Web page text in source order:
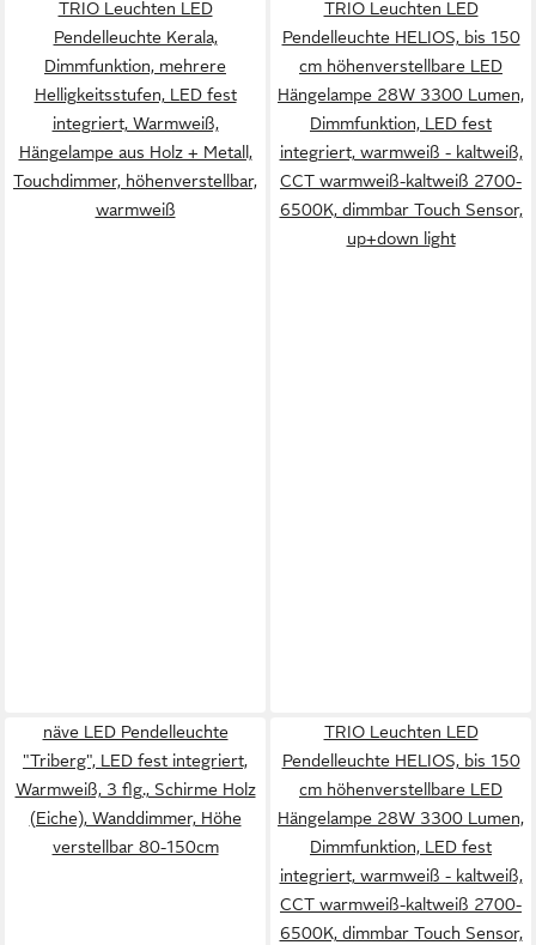
up+down light
TRIO Leuchten LED
Pendelleuchte Kerala,
Dimmfunktion, mehrere
Helligkeitsstufen, LED fest
integriert, Warmweiß,
Hängelampe aus Holz + Metall,
Touchdimmer, höhenverstellbar,
warmweiß
TRIO Leuchten LED
Pendelleuchte HELIOS, bis 150
cm höhenverstellbare LED
Hängelampe 28W 3300 Lumen,
Dimmfunktion, LED fest
integriert, warmweiß - kaltweiß,
CCT warmweiß-kaltweiß 2700-
6500K, dimmbar Touch Sensor,
up+down light
näve LED Pendelleuchte
"Triberg", LED fest integriert,
Warmweiß, 3 flg., Schirme Holz
(Eiche), Wanddimmer, Höhe
verstellbar 80-150cm
TRIO Leuchten LED
Pendelleuchte HELIOS, bis 150
cm höhenverstellbare LED
Hängelampe 28W 3300 Lumen,
Dimmfunktion, LED fest
integriert, warmweiß - kaltweiß,
CCT warmweiß-kaltweiß 2700-
6500K, dimmbar Touch Sensor,